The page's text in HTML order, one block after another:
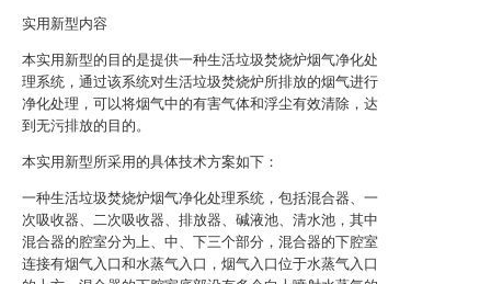
实用新型内容
本实用新型的目的是提供一种生活垃圾焚烧炉烟气净化处
理系统，通过该系统对生活垃圾焚烧炉所排放的烟气进行
净化处理，可以将烟气中的有害气体和浮尘有效清除，达
到无污排放的目的。
本实用新型所采用的具体技术方案如下：
一种生活垃圾焚烧炉烟气净化处理系统，包括混合器、一
次吸收器、二次吸收器、排放器、碱液池、清水池，其中
混合器的腔室分为上、中、下三个部分，混合器的下腔室
连接有烟气入口和水蒸气入口，烟气入口位于水蒸气入口